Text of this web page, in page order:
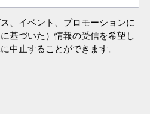
、イベント、プロモーションに
基づいた）情報の受信を希望し
中止することができます。